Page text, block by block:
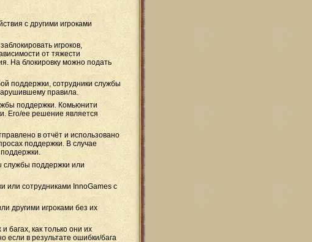
с другими игроками
игроков,
от тяжести
На блокировку можно подать
поддержки, сотрудники службы
правила.
поддержки. Комьюнити
Его/ее решение является
в отчёт и использовано
поддержки. В случае
службы поддержки или
или сотрудниками InnoGames с
другими игроками без их
багах, как только они их
если в результате ошибки/бага